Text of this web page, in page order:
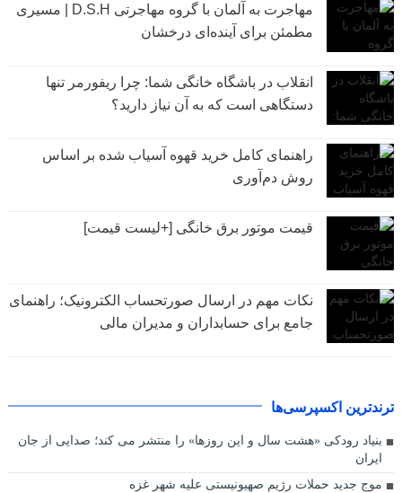
مهاجرت به آلمان با گروه مهاجرتی D.S.H | مسیری
مطمئن برای آینده‌ای درخشان
انقلاب در باشگاه خانگی شما: چرا ریفورمر تنها
دستگاهی است که به آن نیاز دارید؟
راهنمای کامل خرید قهوه آسیاب شده بر اساس
روش دم‌آوری
قیمت موتور برق خانگی [+لیست قیمت]
نکات مهم در ارسال صورتحساب الکترونیک؛ راهنمای
جامع برای حسابداران و مدیران مالی
ترندترین اکسپرسی‌ها
بنیاد رودکی «هشت سال و این روزها» را منتشر می کند؛ صدایی از جان
ایران
موج جدید حملات رژیم صهیونیستی علیه شهر غزه